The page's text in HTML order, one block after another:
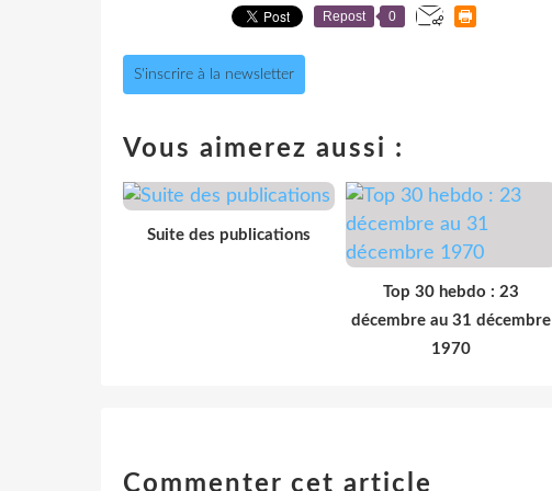
Repost 0
S'inscrire à la newsletter
Vous aimerez aussi :
Suite des publications
Top 30 hebdo : 23
décembre au 31 décembre
1970
Commenter cet article